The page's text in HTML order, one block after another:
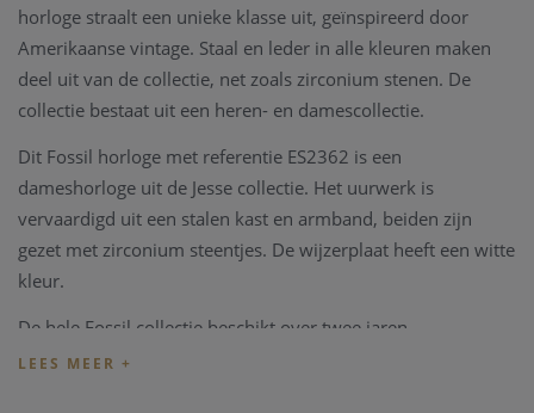
horloge straalt een unieke klasse uit, geïnspireerd door
Amerikaanse vintage. Staal en leder in alle kleuren maken
deel uit van de collectie, net zoals zirconium stenen. De
collectie bestaat uit een heren- en damescollectie.
Dit Fossil horloge met referentie ES2362 is een
dameshorloge uit de Jesse collectie. Het uurwerk is
vervaardigd uit een stalen kast en armband, beiden zijn
gezet met zirconium steentjes. De wijzerplaat heeft een witte
kleur.
De hele Fossil collectie beschikt over twee jaren
fabrieksgarantie, en wordt u geleverd in een vintage Fossil